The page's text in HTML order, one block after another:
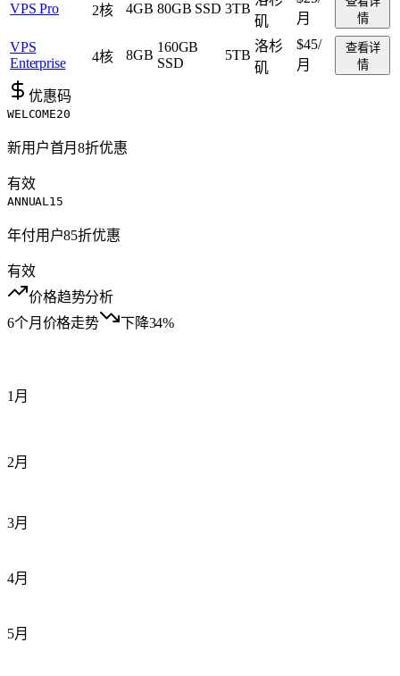
VPS Pro 2核 4GB 80GB SSD 3TB
矶
月
情
VPS
Enterprise
4核 8GB
160GB
SSD
5TB
洛杉
矶
$45/
月
查看详
情
优惠码
WELCOME20
新用户首月8折优惠
有效
ANNUAL15
年付用户85折优惠
有效
价格趋势分析
6个月价格走势
下降34%
1月
2月
3月
4月
5月